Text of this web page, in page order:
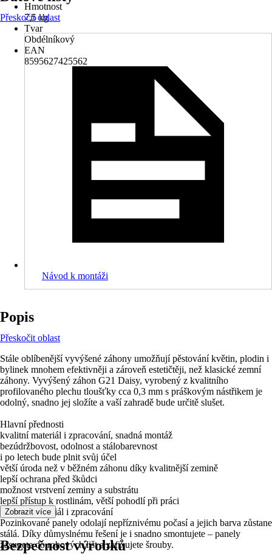
Hmotnost
7,5 kg
Tvar
Obdélníkový
EAN
8595627425562
Přeskočit oblast
Návod k montáži
Popis
Přeskočit oblast
Stále oblíbenější vyvýšené záhony umožňují pěstování květin, plodin i
bylinek mnohem efektivněji a zároveň estetičtěji, než klasické zemní
záhony. Vyvýšený záhon G21 Daisy, vyrobený z kvalitního
profilovaného plechu tloušťky cca 0,3 mm s práškovým nástřikem je
odolný, snadno jej složíte a vaší zahradě bude určitě slušet.
Hlavní přednosti
kvalitní materiál i zpracování, snadná montáž
bezúdržbovost, odolnost a stálobarevnost
i po letech bude plnit svůj účel
větší úroda než v běžném záhonu díky kvalitnější zemině
lepší ochrana před škůdci
možnost vrstvení zeminy a substrátu
lepší přístup k rostlinám, větší pohodlí při práci
Kvalitní materiál i zpracování
Pozinkované panely odolají nepříznivému počasí a jejich barva zůstane
stálá. Díky důmyslnému řešení je i snadno smontujete – panely
zasunete do rohových lišt a zafixujete šrouby.
Zobrazit více
Bezpečnost výrobků